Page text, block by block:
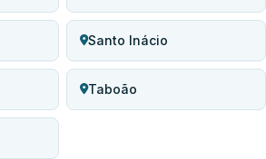
Santo Inácio
Taboão